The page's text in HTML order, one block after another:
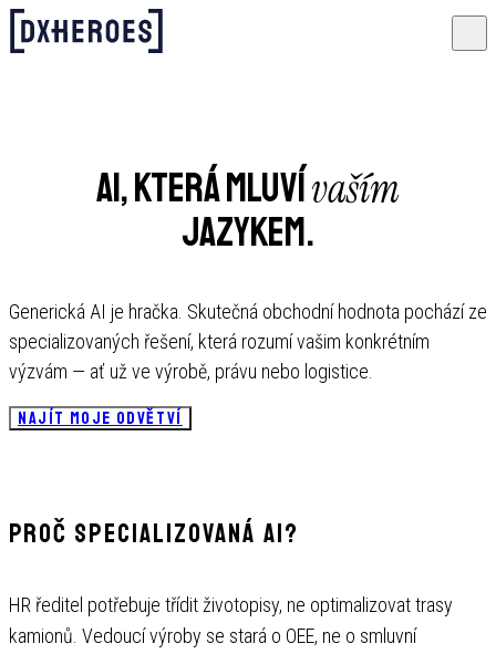
AI, která mluvívaším
jazykem.
Generická AI je hračka. Skutečná obchodní hodnota pochází ze
specializovaných řešení, která rozumí vašim konkrétním
výzvám — ať už ve výrobě, právu nebo logistice.
NAJÍT MOJE ODVĚTVÍ
Proč specializovaná AI?
HR ředitel potřebuje třídit životopisy, ne optimalizovat trasy
kamionů. Vedoucí výroby se stará o OEE, ne o smluvní